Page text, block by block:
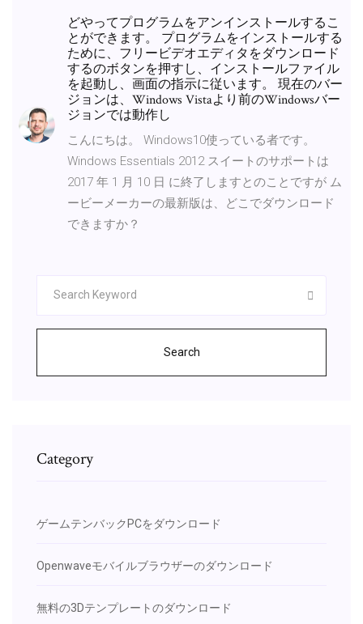
どやってプログラムをアンインストールするこ
とができます。 プログラムをインストールする
ために、フリービデオエディタをダウンロード
するのボタンを押すし、インストールファイル
を起動し、画面の指示に従います。 現在のバー
ジョンは、Windows Vistaより前のWindowsバー
ジョンでは動作し
こんにちは。 Windows10使っている者です。
Windows Essentials 2012 スイートのサポートは
2017 年 1 月 10 日 に終了しますとのことですが ム
ービーメーカーの最新版は、どこでダウンロード
できますか？
Search
Category
ゲームテンバックPCをダウンロード
Openwaveモバイルブラウザーのダウンロード
無料の3Dテンプレートのダウンロード